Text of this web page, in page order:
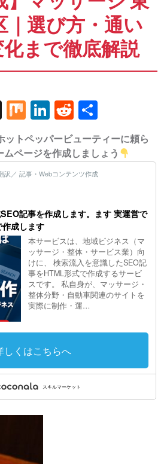
｜選び方・通い
まで徹底解説
Threads
MixLinkedIn
Reddit
有
ットペッパービューティーに頼ら
ページを作成しましょう